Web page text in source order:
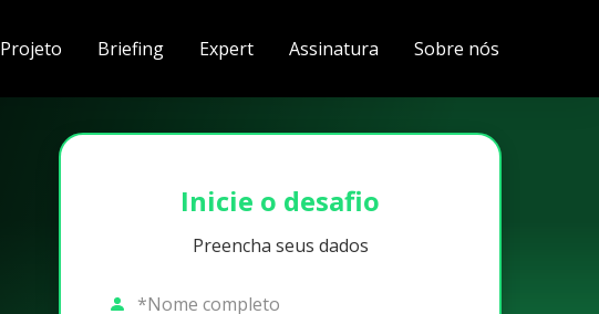
Projeto Briefing Expert Assinatura Sobre nós
Inicie o desafio
Preencha seus dados